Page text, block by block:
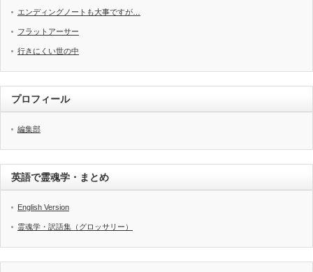
エンディングノートも大事ですが…
フラットアーサー
行きにくい世の中
プロフィール
編集部
英語で霊魂学・まとめ
English Version
霊魂学・訳語集（グロッサリー）